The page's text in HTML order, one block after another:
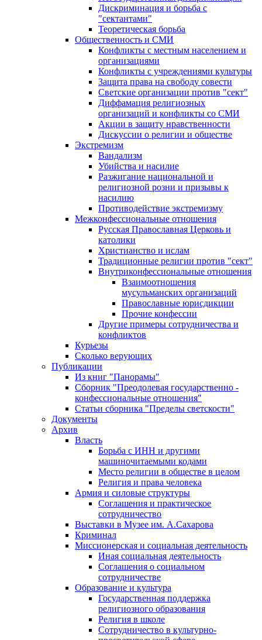
Дискриминация и борьба с
"сектантами"
Теоретическая борьба
Общественность и СМИ
Конфликты с местным населением и
организациями
Конфликты с учреждениями культуры
Защита права на свободу совести
Светские организации против "сект"
Диффамация религиозных
организаций и конфликты со СМИ
Акции в защиту нравственности
Дискуссии о религии и обществе
Экстремизм
Вандализм
Убийства и насилие
Разжигание национальной и
религиозной розни и призывы к
насилию
Противодействие экстремизму
Межконфессиональные отношения
Русская Православная Церковь и
католики
Христианство и ислам
Традиционные религии против "сект"
Внутриконфессиональные отношения
Взаимоотношения
мусульманских организаций
Православные юрисдикции
Прочие конфессии
Другие примеры сотрудничества и
конфликтов
Курьезы
Сколько верующих
Публикации
Из книг "Панорамы"
Сборник "Преодолевая государственно -
конфессиональные отношения"
Статьи сборника "Пределы светскости"
Документы
Архив
Власть
Борьба с ИНН и другими
машиночитаемыми кодами
Место религии в обществе в целом
Религия и права человека
Армия и силовые структуры
Соглашения и практическое
сотрудничество
Выставки в Музее им. А.Сахарова
Криминал
Миссионерская и социальная деятельность
Иная социальная деятельность
Соглашения о социальном
сотрудничестве
Образование и культура
Государственная поддержка
религиозного образования
Религия в школе
Сотрудничество в культурно-